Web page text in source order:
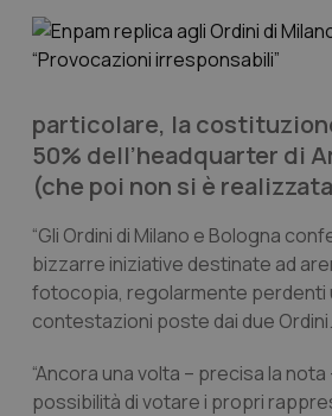
particolare, la
50% dell’headquarter di
(che poi non si è
“Gli Ordini di Milano e Bologna
bizzarre iniziative destinate ad
fotocopia, regolarmente perdenti
contestazioni poste dai due Ordini.
“Ancora una volta – precisa la
possibilità di votare i propri